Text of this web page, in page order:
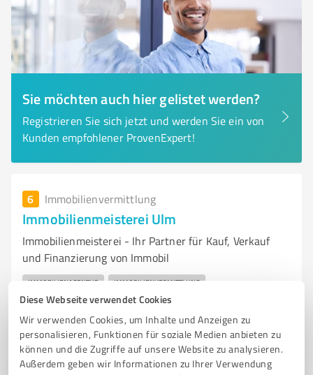
Diese Webseite verwendet Cookies
Wir verwenden Cookies, um Inhalte und Anzeigen zu
personalisieren, Funktionen für soziale Medien anbieten zu
können und die Zugriffe auf unsere Website zu analysieren.
Außerdem geben wir Informationen zu Ihrer Verwendung
Sie möchten auch hier gelistet werden?
Registrieren Sie sich jetzt und werden Sie ein von
Kunden empfohlener ProvenExpert!
6 Immobilienvermittlung
Immobilienmeisterei Ulm
Immobilienmeisterei - Ihr Partner für Kauf, Verkauf
und Finanzierung von Immobil
IMMOBILIENAGENTUR IMMOBILIENVERMITTLUNG
IMMOBILIENBEWERTUNG IMMOBILIENFINANZIERUNG
IMMOBILIENKAUF IMMOBILIENVERKAUF WOHNIMMOBILIEN
IMMOBILIENENTWICKLUNG
IMMOBILIENBERATUNG OFF-MARKET IMMOBILIEN